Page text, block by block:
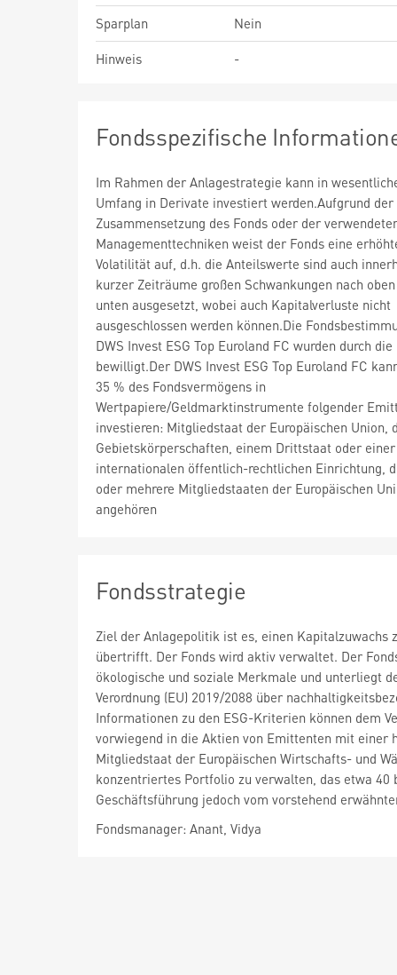
Sparplan
Nein
Hinweis
-
Fondsspezifische
Im Rahmen der Anlagestrategie kann in
Umfang in Derivate investiert werden.Aufgrund der
Zusammensetzung des Fonds oder der
Managementtechniken weist der Fonds eine
Volatilität auf, d.h. die Anteilswerte sind auch
kurzer Zeiträume großen Schwankungen nach
unten ausgesetzt, wobei auch Kapitalverluste nicht
ausgeschlossen werden können.Die
DWS Invest ESG Top Euroland FC wurden durch die
bewilligt.Der DWS Invest ESG Top Euroland FC
35 % des Fondsvermögens in
Wertpapiere/Geldmarktinstrumente folgender
investieren: Mitgliedstaat der Europäischen Union,
Gebietskörperschaften, einem Drittstaat oder einer
internationalen öffentlich-rechtlichen Einrichtung,
oder mehrere Mitgliedstaaten der Europäischen
angehören
Fondsstrategie
Ziel der Anlagepolitik ist es, einen Kapitalzuwachs
übertrifft. Der Fonds wird aktiv verwaltet. Der
ökologische und soziale Merkmale und unterliegt
Verordnung (EU) 2019/2088 über
Informationen zu den ESG-Kriterien können dem
vorwiegend in die Aktien von Emittenten mit einer
Mitgliedstaat der Europäischen Wirtschafts- und
konzentriertes Portfolio zu verwalten, das etwa
Geschäftsführung jedoch vom vorstehend
Fondsmanager: Anant, Vidya